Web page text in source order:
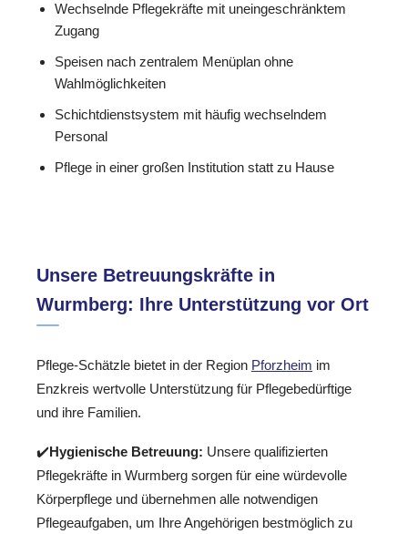
Wechselnde Pflegekräfte mit uneingeschränktem
Zugang
Speisen nach zentralem Menüplan ohne
Wahlmöglichkeiten
Schichtdienstsystem mit häufig wechselndem
Personal
Pflege in einer großen Institution statt zu Hause
Unsere Betreuungskräfte in
Wurmberg: Ihre Unterstützung vor Ort
Pflege-Schätzle bietet in der Region Pforzheim im
Enzkreis wertvolle Unterstützung für Pflegebedürftige
und ihre Familien.
✔️Hygienische Betreuung: Unsere qualifizierten
Pflegekräfte in Wurmberg sorgen für eine würdevolle
Körperpflege und übernehmen alle notwendigen
Pflegeaufgaben, um Ihre Angehörigen bestmöglich zu